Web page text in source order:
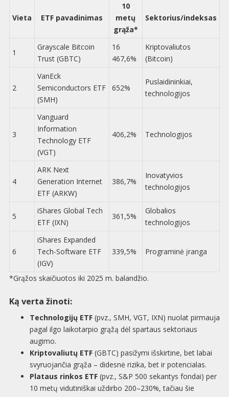
Vieta ETF pavadinimas
10
metų
grąža*
Sektorius/indeksas
1
Grayscale Bitcoin
Trust (GBTC)
16
467,6%
Kriptovaliutos
(Bitcoin)
2
VanEck
Semiconductors ETF
(SMH)
652%
Puslaidininkiai,
technologijos
3
Vanguard
Information
Technology ETF
(VGT)
406,2% Technologijos
4
ARK Next
Generation Internet
ETF (ARKW)
386,7%
Inovatyvios
technologijos
5
iShares Global Tech
ETF (IXN)
361,5%
Globalios
technologijos
6
iShares Expanded
Tech-Software ETF
(IGV)
339,5% Programinė įranga
*Grąžos skaičiuotos iki 2025 m. balandžio.
Ką verta žinoti:
Technologijų ETF(pvz., SMH, VGT, IXN) nuolat pirmauja
pagal ilgo laikotarpio grąžą dėl spartaus sektoriaus
augimo.
Kriptovaliutų ETF(GBTC) pasižymi išskirtine, bet labai
svyruojančia grąža – didesnė rizika, bet ir potencialas.
Plataus rinkos ETF(pvz., S&P 500 sekantys fondai) per
10 metų vidutiniškai uždirbo 200–230%, tačiau šie